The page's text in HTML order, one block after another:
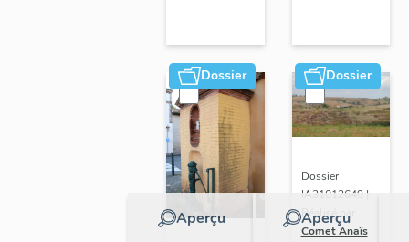
Dossier
Aperçu
Dossier
Aperçu
Dossier
IA31012649 |
Réalisé par
Comet Anaïs